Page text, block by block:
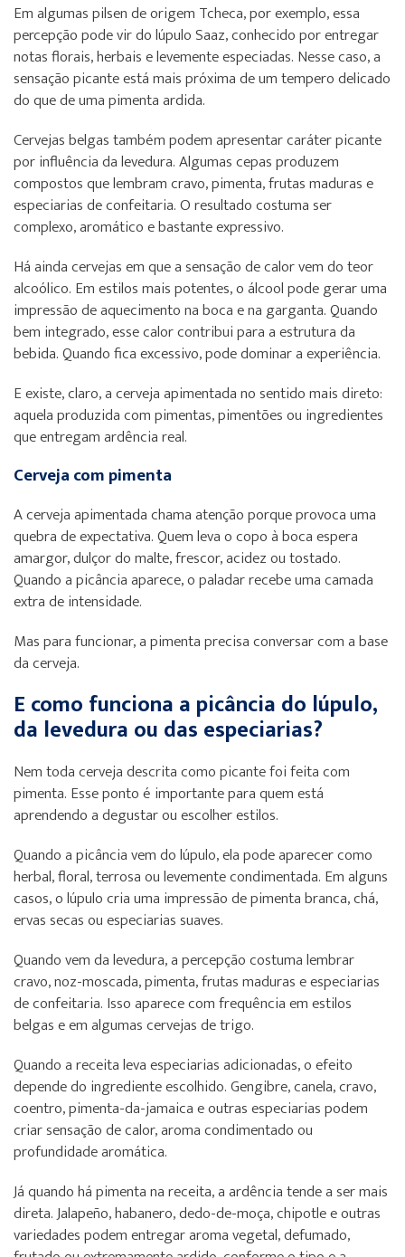
Em algumas pilsen de origem Tcheca, por exemplo, essa
percepção pode vir do lúpulo Saaz, conhecido por entregar
notas florais, herbais e levemente especiadas. Nesse caso, a
sensação picante está mais próxima de um tempero delicado
do que de uma pimenta ardida.
Cervejas belgas também podem apresentar caráter picante
por influência da levedura. Algumas cepas produzem
compostos que lembram cravo, pimenta, frutas maduras e
especiarias de confeitaria. O resultado costuma ser
complexo, aromático e bastante expressivo.
Há ainda cervejas em que a sensação de calor vem do teor
alcoólico. Em estilos mais potentes, o álcool pode gerar uma
impressão de aquecimento na boca e na garganta. Quando
bem integrado, esse calor contribui para a estrutura da
bebida. Quando fica excessivo, pode dominar a experiência.
E existe, claro, a cerveja apimentada no sentido mais direto:
aquela produzida com pimentas, pimentões ou ingredientes
que entregam ardência real.
Cerveja com pimenta
A cerveja apimentada chama atenção porque provoca uma
quebra de expectativa. Quem leva o copo à boca espera
amargor, dulçor do malte, frescor, acidez ou tostado.
Quando a picância aparece, o paladar recebe uma camada
extra de intensidade.
Mas para funcionar, a pimenta precisa conversar com a base
da cerveja.
E como funciona a picância do lúpulo,
da levedura ou das especiarias?
Nem toda cerveja descrita como picante foi feita com
pimenta. Esse ponto é importante para quem está
aprendendo a degustar ou escolher estilos.
Quando a picância vem do lúpulo, ela pode aparecer como
herbal, floral, terrosa ou levemente condimentada. Em alguns
casos, o lúpulo cria uma impressão de pimenta branca, chá,
ervas secas ou especiarias suaves.
Quando vem da levedura, a percepção costuma lembrar
cravo, noz-moscada, pimenta, frutas maduras e especiarias
de confeitaria. Isso aparece com frequência em estilos
belgas e em algumas cervejas de trigo.
Quando a receita leva especiarias adicionadas, o efeito
depende do ingrediente escolhido. Gengibre, canela, cravo,
coentro, pimenta-da-jamaica e outras especiarias podem
criar sensação de calor, aroma condimentado ou
profundidade aromática.
Já quando há pimenta na receita, a ardência tende a ser mais
direta. Jalapeño, habanero, dedo-de-moça, chipotle e outras
variedades podem entregar aroma vegetal, defumado,